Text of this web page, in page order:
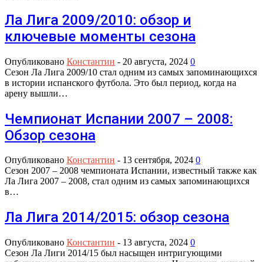
Ла Лига 2009/2010: обзор и
ключевые моменты сезона
Опубликовано Константин - 20 августа, 2024 0
Сезон Ла Лига 2009/10 стал одним из самых запоминающихся
в истории испанского футбола. Это был период, когда на
арену вышли…
Чемпионат Испании 2007 – 2008:
Обзор сезона
Опубликовано Константин - 13 сентября, 2024 0
Сезон 2007 – 2008 чемпионата Испании, известный также как
Ла Лига 2007 – 2008, стал одним из самых запоминающихся
в…
Ла Лига 2014/2015: обзор сезона
Опубликовано Константин - 13 августа, 2024 0
Сезон Ла Лиги 2014/15 был насыщен интригующими